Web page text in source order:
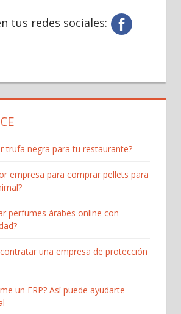
tus redes sociales:
trufa negra para tu restaurante?
empresa para comprar pellets para
perfumes árabes online con
una empresa de protección
un ERP? Así puede ayudarte